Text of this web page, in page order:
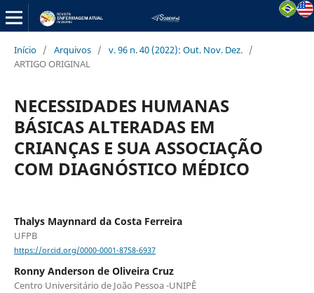
Início / Arquivos / v. 96 n. 40 (2022): Out. Nov. Dez. /
ARTIGO ORIGINAL
NECESSIDADES HUMANAS
BÁSICAS ALTERADAS EM
CRIANÇAS E SUA ASSOCIAÇÃO
COM DIAGNÓSTICO MÉDICO
Thalys Maynnard da Costa Ferreira
UFPB
https://orcid.org/0000-0001-8758-6937
Ronny Anderson de Oliveira Cruz
Centro Universitário de João Pessoa -UNIPÊ